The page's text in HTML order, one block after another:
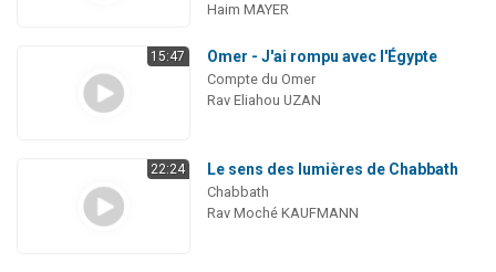
Haim MAYER
15:47 Omer - J'ai rompu avec l'Égypte
Compte du Omer
Rav Eliahou UZAN
22:24 Le sens des lumières de Chabbath
Chabbath
Rav Moché KAUFMANN